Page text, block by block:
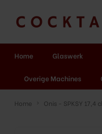
Home Glaswerk
Overige Machines
Home Onis - SPKSY